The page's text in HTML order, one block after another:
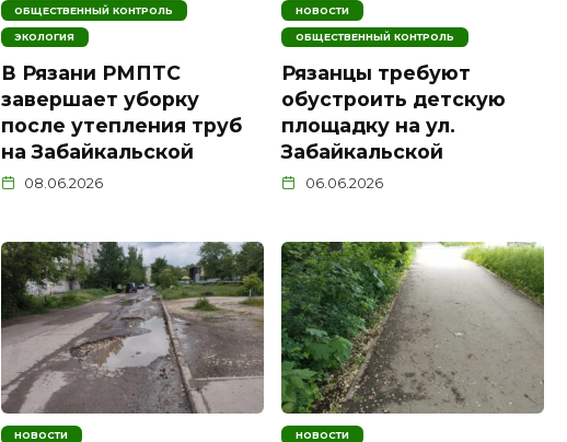
ОБЩЕСТВЕННЫЙ КОНТРОЛЬ
ЭКОЛОГИЯ
В Рязани РМПТС
завершает уборку
после утепления труб
на Забайкальской
08.06.2026
НОВОСТИ
ОБЩЕСТВЕННЫЙ КОНТРОЛЬ
Рязанцы требуют
обустроить детскую
площадку на ул.
Забайкальской
06.06.2026
НОВОСТИ НОВОСТИ